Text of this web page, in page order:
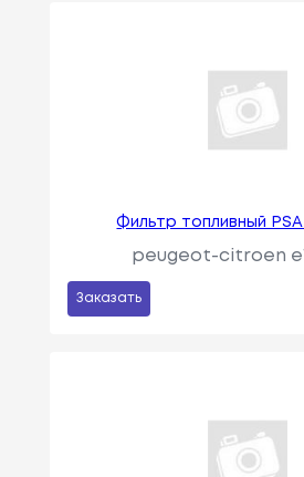
Фильтр топливный PSA
peugeot-citroen
Заказать